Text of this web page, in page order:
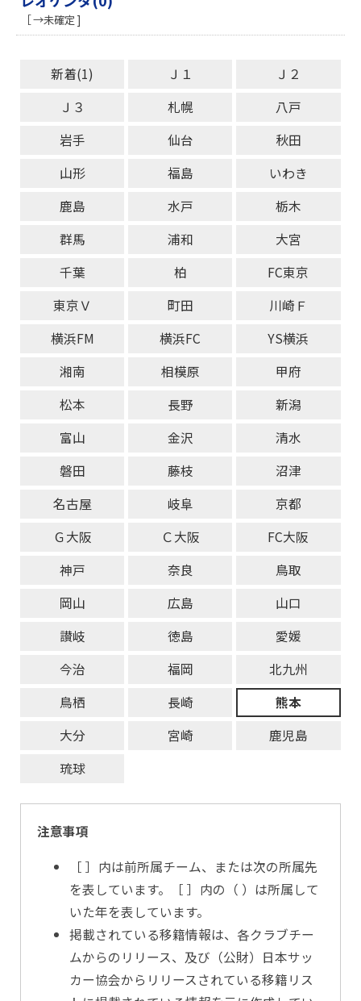
［ →未確定 ]
新着(1) Ｊ１
Ｊ２
Ｊ３
札幌
八戸
岩手
仙台
秋田
山形
福島
いわき
鹿島
水戸
栃木
群馬
浦和
大宮
千葉
柏
FC東京
東京Ｖ
町田
川崎Ｆ
横浜FM
横浜FC
YS横浜
湘南
相模原
甲府
松本
長野
新潟
富山
金沢
清水
磐田
藤枝
沼津
名古屋
岐阜
京都
Ｇ大阪
Ｃ大阪
FC大阪
神戸
奈良
鳥取
岡山
広島
山口
讃岐
徳島
愛媛
今治
福岡
北九州
鳥栖
長崎
熊本
大分
宮崎
鹿児島
琉球
注意事項
［ ］内は前所属チーム、または次の所属先
を表しています。［ ］内の（ ）は所属して
いた年を表しています。
掲載されている移籍情報は、各クラブチー
ムからのリリース、及び（公財）日本サッ
カー協会からリリースされている移籍リス